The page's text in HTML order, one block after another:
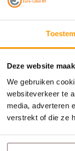
Deze website
We gebruiken
websiteverkeer te
media, adverteren
verstrekt of die ze